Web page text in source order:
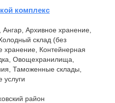
комплекс
Архивное хранение,
склад (без
хранение, Контейнерная
Овощехранилища,
Таможенные склады,
услуги
район